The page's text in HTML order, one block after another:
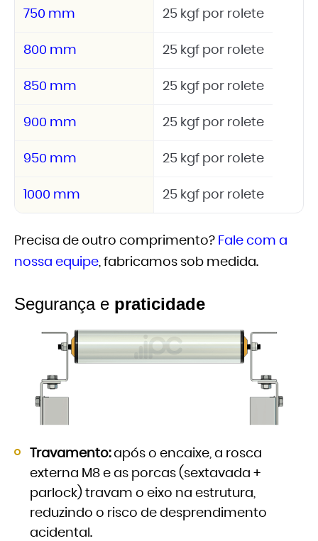
750 mm 25 kgf por rolete
800 mm 25 kgf por rolete
850 mm 25 kgf por rolete
900 mm 25 kgf por rolete
950 mm 25 kgf por rolete
1000 mm 25 kgf por rolete
Precisa de outro comprimento? Fale com a
nossa equipe, fabricamos sob medida.
Segurança e praticidade
Travamento:após o encaixe, a rosca
externa M8 e as porcas (sextavada +
parlock) travam o eixo na estrutura,
reduzindo o risco de desprendimento
acidental.